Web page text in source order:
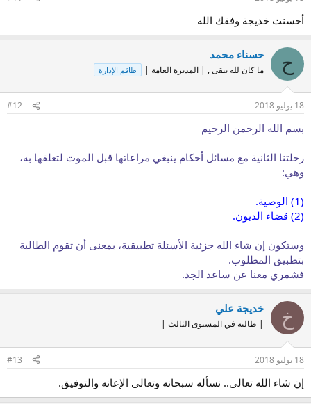
أحسنت خديجة وفقك الله
ح حسناء محمد
ما كان لله يبقى , | المديرة العامة | طاقم الإدارة
18 يوليو 2018 #12
بسم الله الرحمن الرحيم
رحلتنا الثانية مع مسائل أحكام ينبغي مراعاتها قبل الموت لتعلقها به،
وهي:
(1) الوصية.
(2) قضاء الديون.
وستكون إن شاء الله جزئية الأسئلة تطبيقية، بمعنى أن تقوم الطالبة
بتطبيق المطلوب.
فشمري معنا عن ساعد الجد.
خ خديجة علي
| طالبة في المستوى الثالث |
18 يوليو 2018 #13
إن شاء الله تعالى.. نسأله سبحانه وتعالى اﻹعانه والتوفيق.